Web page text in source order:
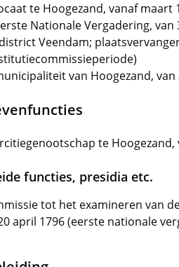
te Hoogezand, vanaf maart
Nationale Vergadering,
Veendam;
van Hoogezand, van
te Hoogezand,
functies, presidia etc.
tot het examineren van
april 1796 (eerste nationale